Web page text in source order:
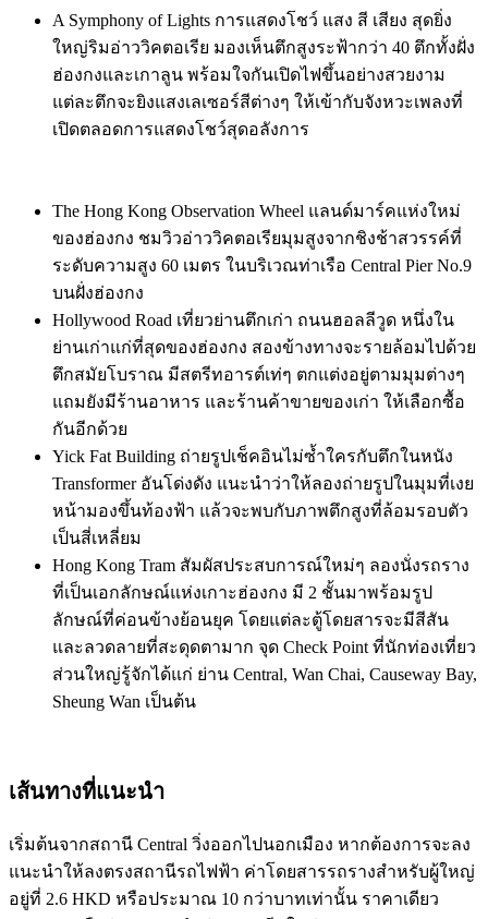
A Symphony of Lights การแสดงโชว์ แสง สี เสียง สุดยิ่ง
ใหญ่ริมอ่าววิคตอเรีย มองเห็นตึกสูงระฟ้ากว่า 40 ตึกทั้งฝั่ง
ฮ่องกงและเกาลูน พร้อมใจกันเปิดไฟขึ้นอย่างสวยงาม
แต่ละตึกจะยิงแสงเลเซอร์สีต่างๆ ให้เข้ากับจังหวะเพลงที่
เปิดตลอดการแสดงโชว์สุดอลังการ
The Hong Kong Observation Wheel แลนด์มาร์คแห่งใหม่
ของฮ่องกง ชมวิวอ่าววิคตอเรียมุมสูงจากชิงช้าสวรรค์ที่
ระดับความสูง 60 เมตร ในบริเวณท่าเรือ Central Pier No.9
บนฝั่งฮ่องกง
Hollywood Road เที่ยวย่านตึกเก่า ถนนฮอลลีวูด หนึ่งใน
ย่านเก่าแก่ที่สุดของฮ่องกง สองข้างทางจะรายล้อมไปด้วย
ตึกสมัยโบราณ มีสตรีทอารต์เท่ๆ ตกแต่งอยู่ตามมุมต่างๆ
แถมยังมีร้านอาหาร และร้านค้าขายของเก่า ให้เลือกซื้อ
กันอีกด้วย
Yick Fat Building ถ่ายรูปเช็คอินไม่ซ้ำใครกับตึกในหนัง
Transformer อันโด่งดัง แนะนำว่าให้ลองถ่ายรูปในมุมที่เงย
หน้ามองขึ้นท้องฟ้า แล้วจะพบกับภาพตึกสูงที่ล้อมรอบตัว
เป็นสี่เหลี่ยม
Hong Kong Tram สัมผัสประสบการณ์ใหม่ๆ ลองนั่งรถราง
ที่เป็นเอกลักษณ์แห่งเกาะฮ่องกง มี 2 ชั้นมาพร้อมรูป
ลักษณ์ที่ค่อนข้างย้อนยุค โดยแต่ละตู้โดยสารจะมีสีสัน
และลวดลายที่สะดุดตามาก จุด Check Point ที่นักท่องเที่ยว
ส่วนใหญ่รู้จักได้แก่ ย่าน Central, Wan Chai, Causeway Bay,
Sheung Wan เป็นต้น
เส้นทางที่แนะนำ
เริ่มต้นจากสถานี Central วิ่งออกไปนอกเมือง หากต้องการจะลง
แนะนำให้ลงตรงสถานีรถไฟฟ้า ค่าโดยสารรถรางสำหรับผู้ใหญ่
อยู่ที่ 2.6 HKD หรือประมาณ 10 กว่าบาทเท่านั้น ราคาเดียว